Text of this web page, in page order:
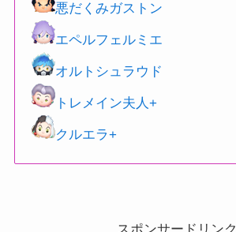
悪だくみガストン
エペルフェルミエ
オルトシュラウド
トレメイン夫人+
クルエラ+